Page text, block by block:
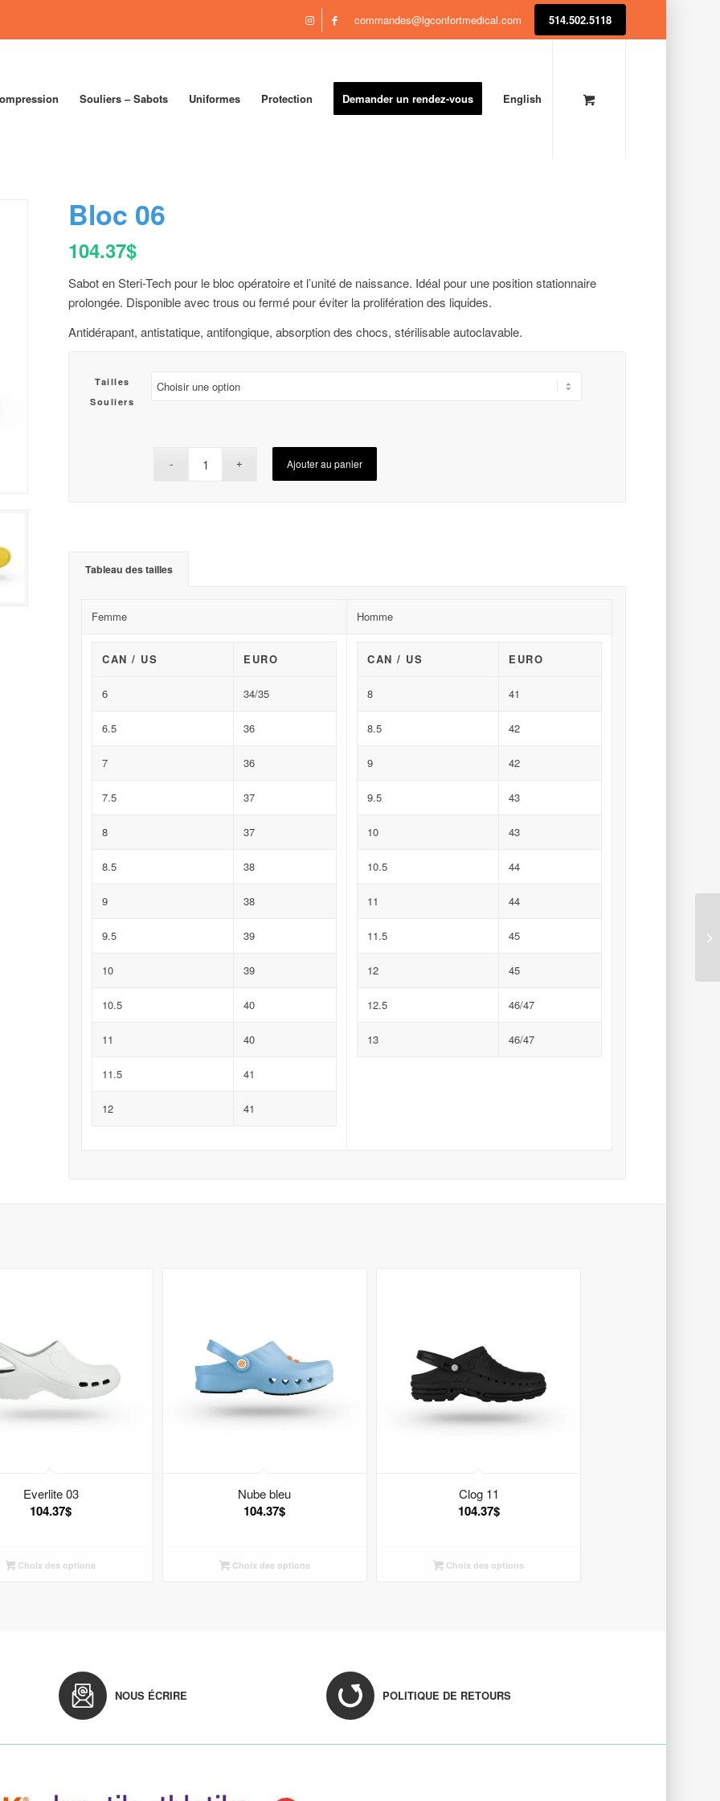
commandes@lgconfortmedical.com 514.502.5118
Souliers – Sabots Uniformes Protection Demander un rendez-vous English
Bloc 06
104.37$
Sabot en Steri-Tech pour le bloc opératoire et l’unité de naissance. Idéal pour une position stationnaire
prolongée. Disponible avec trous ou fermé pour éviter la prolifération des liquides.
Antidérapant, antistatique, antifongique, absorption des chocs, stérilisable autoclavable.
Tailles
Souliers
Ajouter au panier
Tableau des tailles
Femme Homme
CAN / US EURO
6 34/35
6.5 36
7 36
7.5 37
8 37
8.5 38
9 38
9.5 39
10 39
10.5 40
11 40
11.5 41
12 41
CAN / US EURO
8 41
8.5 42
9 42
9.5 43
10 43
10.5 44
11 44
11.5 45
12 45
12.5 46/47
13 46/47
Everlite 03
104.37$
Choix des options
Nube bleu
104.37$
Choix des options
Clog 11
104.37$
Choix des options
NOUS ÉCRIRE POLITIQUE DE RETOURS